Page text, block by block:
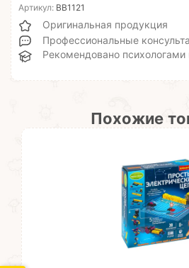
Артикул: ВВ1121
Оригинальная продукция
Профессиональные
Рекомендовано психологами
Похожие